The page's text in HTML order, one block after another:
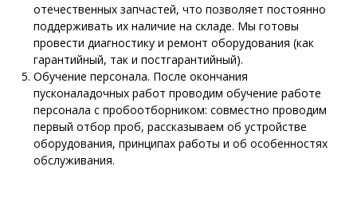
отечественных запчастей, что позволяет постоянно
поддерживать их наличие на складе. Мы готовы
провести диагностику и ремонт оборудования (как
гарантийный, так и постгарантийный).
Обучение персонала. После окончания
пусконаладочных работ проводим обучение работе
персонала с пробоотборником: совместно проводим
первый отбор проб, рассказываем об устройстве
оборудования, принципах работы и об особенностях
обслуживания.